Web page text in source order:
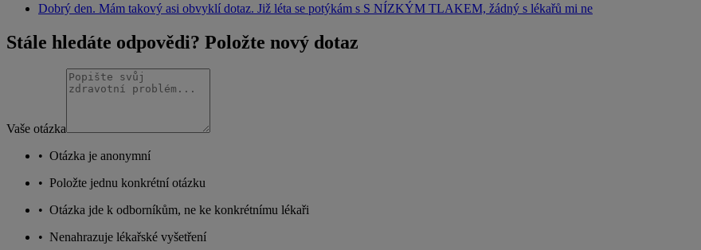
Dobrý den. Mám takový asi obvyklí dotaz. Již léta se potýkám s S NÍZKÝM TLAKEM, žádný s lékařů mi ne
Stále hledáte odpovědi? Položte nový dotaz
Vaše otázka
• Otázka je anonymní
• Položte jednu konkrétní otázku
• Otázka jde k odborníkům, ne ke konkrétnímu lékaři
• Nenahrazuje lékařské vyšetření